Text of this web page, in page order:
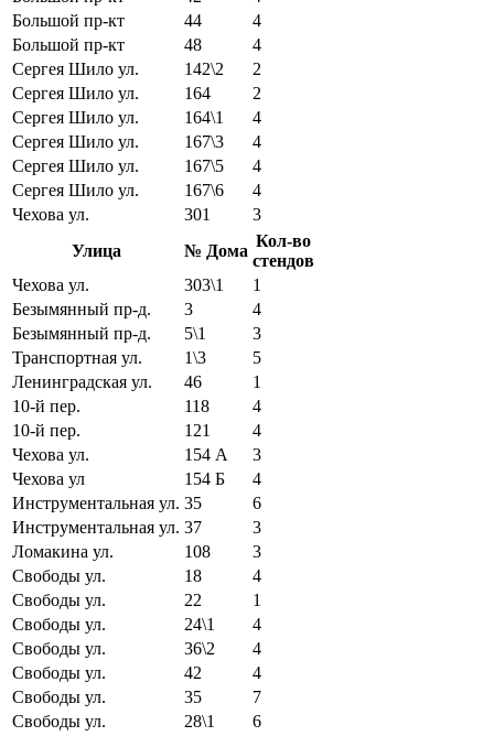
Большой пр-кт
44
4
Большой пр-кт
48
4
Сергея Шило ул.
142\2
2
Сергея Шило ул.
164
2
Сергея Шило ул.
164\1
4
Сергея Шило ул.
167\3
4
Сергея Шило ул.
167\5
4
Сергея Шило ул.
167\6
4
Чехова ул.
301
3
Улица
№ Дома
Кол-во
стендов
Чехова ул.
303\1
1
Безымянный пр-д.
3
4
Безымянный пр-д.
5\1
3
Транспортная ул.
1\3
5
Ленинградская ул.
46
1
10-й пер.
118
4
10-й пер.
121
4
Чехова ул.
154 А
3
Чехова ул
154 Б
4
Инструментальная ул. 35
6
Инструментальная ул. 37
3
Ломакина ул.
108
3
Свободы ул.
18
4
Свободы ул.
22
1
Свободы ул.
24\1
4
Свободы ул.
36\2
4
Свободы ул.
42
4
Свободы ул.
35
7
Свободы ул.
28\1
6